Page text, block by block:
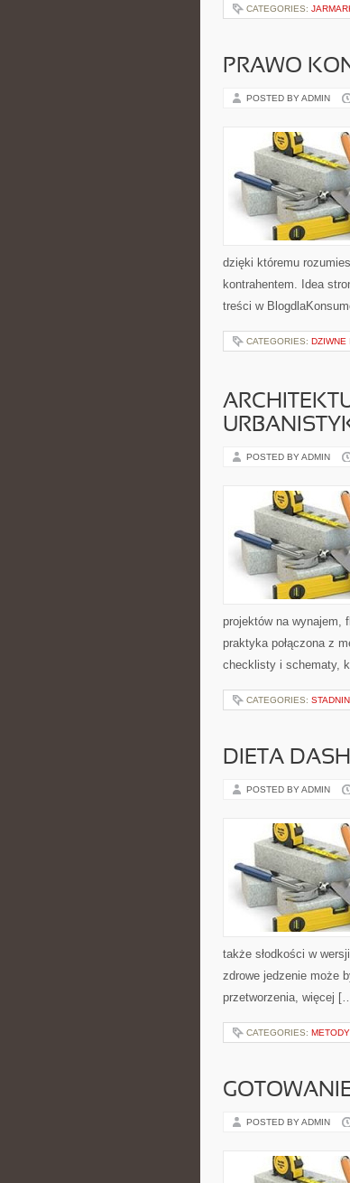
CATEGORIES:
PRAWO
POSTED BY ADMIN
dzięki któremu
kontrahentem. Idea
treści w
CATEGORIES: DZIWNE
POSTED BY ADMIN
projektów na wynajem,
praktyka połączona z
checklisty i schematy,
CATEGORIES:
DIETA DASH
POSTED BY ADMIN
także słodkości w
zdrowe jedzenie może
przetworzenia, więcej
CATEGORIES:
POSTED BY ADMIN